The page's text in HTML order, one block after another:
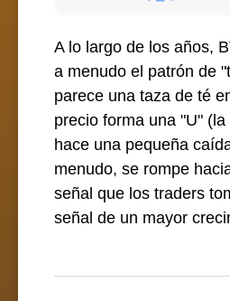
A lo largo de los años,
a menudo el patrón de
parece una taza de té
precio forma una "U"
hace una pequeña
menudo, se rompe
señal que los traders
señal de un mayor